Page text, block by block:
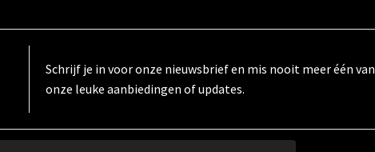
Schrijf je in voor onze nieuwsbrief en mis nooit meer één van
onze leuke aanbiedingen of updates.